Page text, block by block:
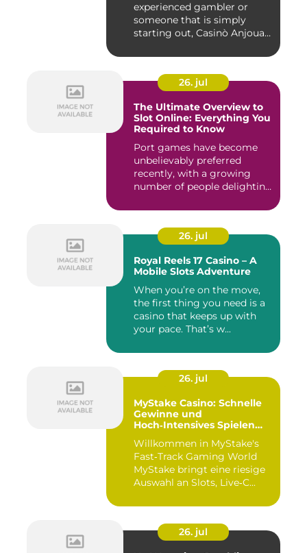
experienced gambler or
someone that is simply
starting out, Casinò Anjouan
26. jul
The Ultimate Overview to
Slot Online: Everything You
Required to Know
Port games have become
unbelievably preferred
recently, with a growing
number of people delighting
26. jul
Royal Reels 17 Casino – A
Mobile Slots Adventure
When you’re on the move,
the first thing you need is a
casino that keeps up with
your pace. That’s w...
26. jul
MyStake Casino: Schnelle
Gewinne und
Hoch‑Intensives Spielen
Willkommen in MyStake's
Fast‑Track Gaming World
MyStake bringt eine riesige
Auswahl an Slots, Live‑C...
26. jul